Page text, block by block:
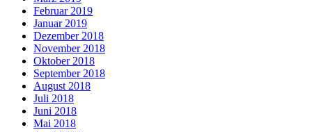
Februar 2019
Januar 2019
Dezember 2018
November 2018
Oktober 2018
September 2018
August 2018
Juli 2018
Juni 2018
Mai 2018